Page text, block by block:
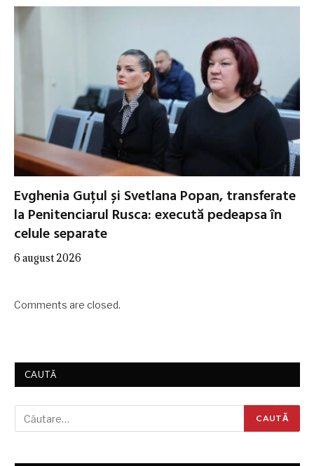
Evghenia Guțul și Svetlana Popan, transferate
la Penitenciarul Rusca: execută pedeapsa în
celule separate
6 august 2026
Comments are closed.
CAUTĂ